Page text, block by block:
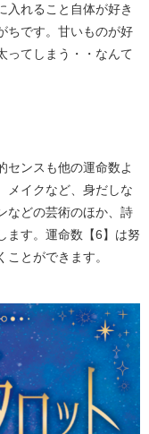
入れること自体が好き
ちです。甘いものが好
ってしまう・・なんて
センスも他の運命数よ
メイクなど、身だしな
などの芸術のほか、詩
ます。運命数【6】は努
とができます。